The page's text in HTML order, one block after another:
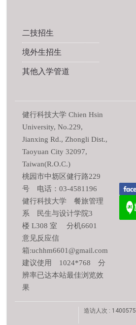
二技招生
境外生招生
其他入学管道
健行科技大学 Chien Hsin
University, No.229,
Jianxing Rd., Zhongli Dist.,
Taoyuan City 32097,
Taiwan(R.O.C.)
桃园市中坜区健行路229
号 电话：03-4581196
健行科技大学 餐旅管理
系 民生与设计学院3
楼 L308 室 分机6601
意见反应信
箱:uchhm6601@gmail.com
建议使用 1024*768 分
辨率已达本站最佳浏览效
果
造访人次 : 1400575